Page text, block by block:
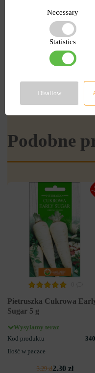
2.09 zł
Podobne
-
Pietruszka Cukrowa
Sugar 5 g
Wysyłamy teraz
Kod produktu
Ilość w paczce
3.29 zł2.30 zł
Necessary
Statistics
Disallow